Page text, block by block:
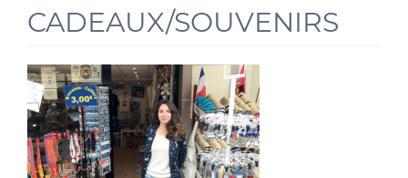
CADEAUX/SOUVENIRS